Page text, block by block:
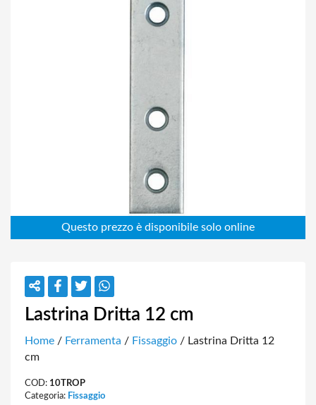
Lastrina Dritta 12 cm
Home / Ferramenta / Fissaggio / Lastrina Dritta 12
cm
COD: 10TROP
Categoria: Fissaggio